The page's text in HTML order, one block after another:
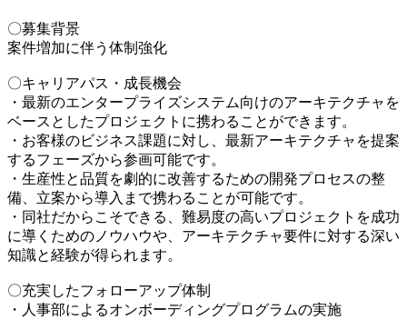
〇募集背景
案件増加に伴う体制強化
〇キャリアパス・成長機会
・最新のエンタープライズシステム向けのアーキテクチャを
ベースとしたプロジェクトに携わることができます。
・お客様のビジネス課題に対し、最新アーキテクチャを提案
するフェーズから参画可能です。
・生産性と品質を劇的に改善するための開発プロセスの整
備、立案から導入まで携わることが可能です。
・同社だからこそできる、難易度の高いプロジェクトを成功
に導くためのノウハウや、アーキテクチャ要件に対する深い
知識と経験が得られます。
〇充実したフォローアップ体制
・人事部によるオンボーディングプログラムの実施